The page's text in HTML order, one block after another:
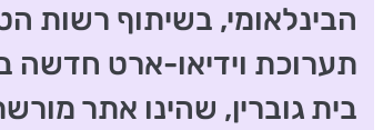
הבינלאומי, בשיתוף רשות
תערוכת וידיאו-ארט חדשה
בית גוברין, שהינו אתר